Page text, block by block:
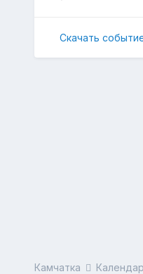
Скачать
Камчатка